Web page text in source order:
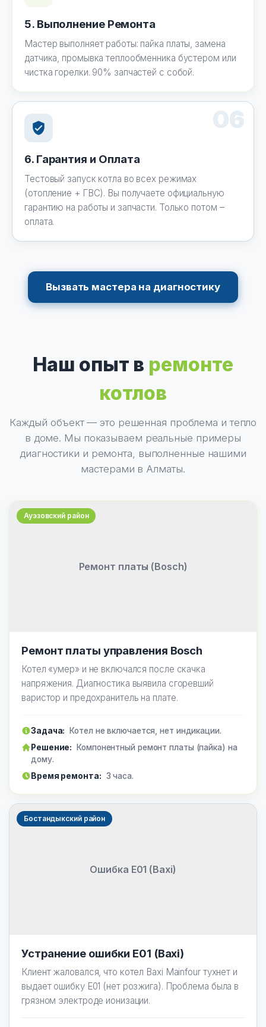
5. Выполнение Ремонта
Мастер выполняет работы: пайка платы, замена
датчика, промывка теплообменника бустером или
чистка горелки. 90% запчастей с собой.
06
6. Гарантия и Оплата
Тестовый запуск котла во всех режимах
(отопление + ГВС). Вы получаете официальную
гарантию на работы и запчасти. Только потом –
оплата.
Вызвать мастера на диагностику
Наш опыт в ремонте
котлов
Каждый объект — это решенная проблема и тепло
в доме. Мы показываем реальные примеры
диагностики и ремонта, выполненные нашими
мастерами в Алматы.
Ремонт платы (Bosch)
Ауэзовский район
Ремонт платы управления Bosch
Котел «умер» и не включался после скачка
напряжения. Диагностика выявила сгоревший
варистор и предохранитель на плате.
Задача:
Котел не включается, нет индикации.
Решение:
Компонентный ремонт платы (пайка) на
дому.
Время ремонта: 3 часа.
Ошибка E01 (Baxi)
Бостандыкский район
Устранение ошибки E01 (Baxi)
Клиент жаловался, что котел Baxi Mainfour тухнет и
выдает ошибку E01 (нет розжига). Проблема была в
грязном электроде ионизации.